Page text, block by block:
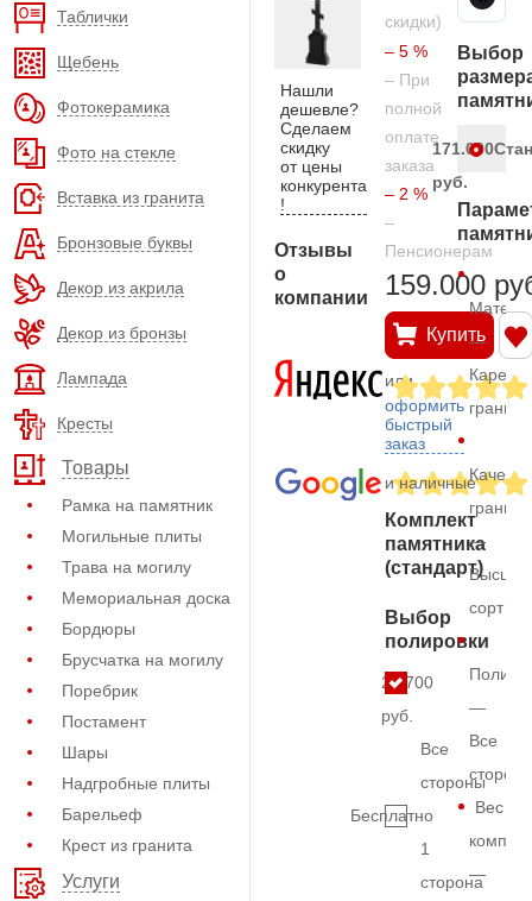
Таблички
Щебень
Фотокерамика
Фото на стекле
Вставка из гранита
Бронзовые буквы
Декор из акрила
Декор из бронзы
Лампада
Кресты
Товары
Рамка на памятник
Могильные плиты
Трава на могилу
Мемориальная доска
Бордюры
Брусчатка на могилу
Поребрик
Постамент
Шары
Надгробные плиты
Барельеф
Крест из гранита
Услуги
Нашли
дешевле?
Сделаем
скидку
от цены
конкурента
!
Отзывы
о
компании
скидки)
– 5 %
– При
полной
оплате
заказа
– 2 %
–
Пенсионерам
159.000
Купить
или
оформить
быстрый
заказ
и наличные
Комплект
памятника
(стандарт)
Выбор
полировки
25.700
руб.
Все
стороны
Бесплатно
1
сторона
Выбор
171.000
руб.
—
гранит
гранита
—
Высший
сорт
—
Все
Вес
—